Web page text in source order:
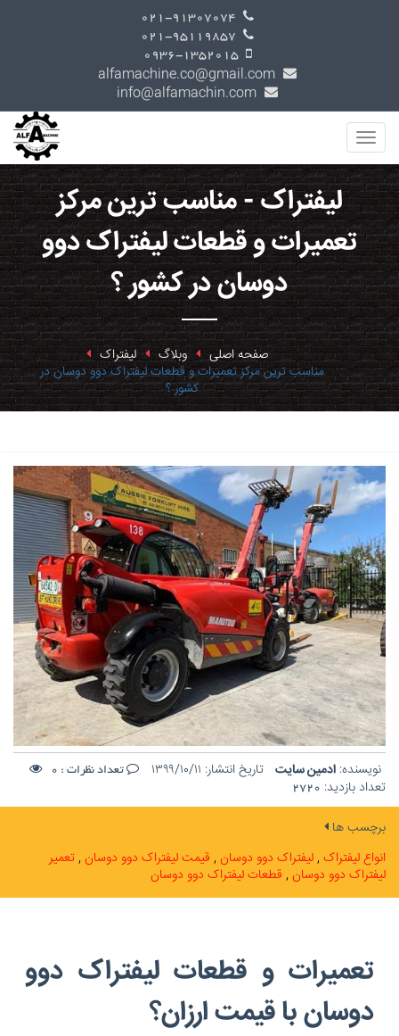
لیفتراک - مناسب ترین مرکز
تعمیرات و قطعات لیفتراک دوو
دوسان در کشور ؟
صفحه اصلی وبلاگ لیفتراک
مناسب ترین مرکز تعمیرات و قطعات لیفتراک دوو دوسان در
کشور ؟
نویسنده: ادمین سایت تاریخ انتشار: ۱۳۹۹/۱۰/۱۱ تعداد نظرات : 0
تعداد بازدید: 2720
برچسب ها
انواع لیفتراک لیفتراک دوو دوسان قیمت لیفتراک دوو دوسان تعمیر
لیفتراک دوو دوسان قطعات لیفتراک دوو دوسان
تعمیرات و قطعات لیفتراک دوو
دوسان با قیمت ارزان؟